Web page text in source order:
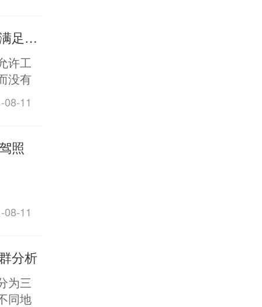
希腊移民后不让工作，如何满足生活开销？
许工
没有
生活
吧？
08-11
照
08-11
分析
为三
同地